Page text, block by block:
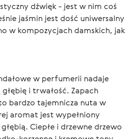
dźwięk - jest w nim coś
jaśmin jest dość uniwersalny
w kompozycjach damskich, jak
w perfumerii nadaje
i trwałość. Zapach
bardzo tajemnicza nuta w
aromat jest wypełniony
Ciepłe i drzewne drzewo